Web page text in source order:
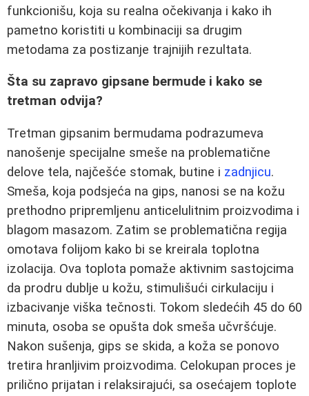
funkcionišu, koja su realna očekivanja i kako ih
pametno koristiti u kombinaciji sa drugim
metodama za postizanje trajnijih rezultata.
Šta su zapravo gipsane bermude i kako se
tretman odvija?
Tretman gipsanim bermudama podrazumeva
nanošenje specijalne smeše na problematične
delove tela, najčešće stomak, butine i zadnjicu.
Smeša, koja podsjeća na gips, nanosi se na kožu
prethodno pripremljenu anticelulitnim proizvodima i
blagom masazom. Zatim se problematična regija
omotava folijom kako bi se kreirala toplotna
izolacija. Ova toplota pomaže aktivnim sastojcima
da prodru dublje u kožu, stimulišući cirkulaciju i
izbacivanje viška tečnosti. Tokom sledećih 45 do 60
minuta, osoba se opušta dok smeša učvršćuje.
Nakon sušenja, gips se skida, a koža se ponovo
tretira hranljivim proizvodima. Celokupan proces je
prilično prijatan i relaksirajući, sa osećajem toplote